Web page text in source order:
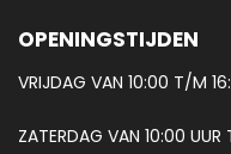
OPENINGSTIJDEN
VRIJDAG VAN 10:00 T/M
ZATERDAG VAN 10:00